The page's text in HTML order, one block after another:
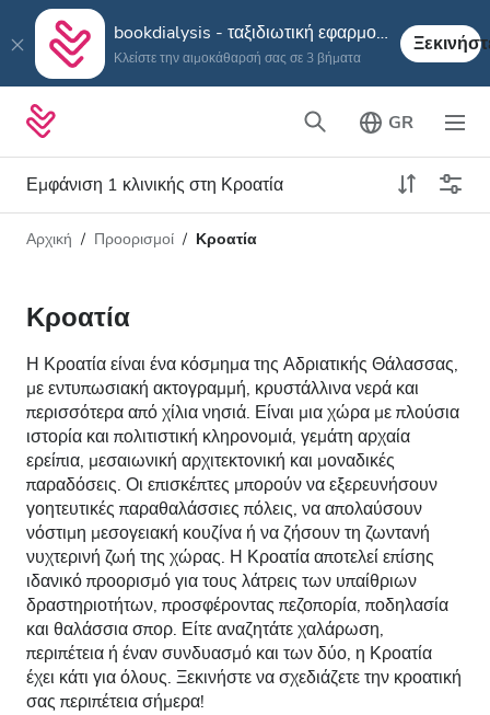
bookdialysis - ταξιδιωτική εφαρμογή
Κλείστε την αιμοκάθαρσή σας σε 3 βήματα
GR
Εμφάνιση 1 κλινικής στη Κροατία
Τύπος αιμοκάθαρσης
Όλες οι Αιμοκαθάρσεις
Αιμοκάθαρση HDF
Δέχεται
Ασθενείς με HIV
Ασθενείς με Ηπατίτιδα B
Ασθενείς με Ηπατίτιδα C
EHIC
GHIC
Απόσταση
Τιμή
Αρχική Προορισμοί Κροατία
Κροατία
Η Κροατία είναι ένα κόσμημα της Αδριατικής Θάλασσας,
με εντυπωσιακή ακτογραμμή, κρυστάλλινα νερά και
περισσότερα από χίλια νησιά. Είναι μια χώρα με πλούσια
ιστορία και πολιτιστική κληρονομιά, γεμάτη αρχαία
ερείπια, μεσαιωνική αρχιτεκτονική και μοναδικές
παραδόσεις. Οι επισκέπτες μπορούν να εξερευνήσουν
γοητευτικές παραθαλάσσιες πόλεις, να απολαύσουν
νόστιμη μεσογειακή κουζίνα ή να ζήσουν τη ζωντανή
νυχτερινή ζωή της χώρας. Η Κροατία αποτελεί επίσης
ιδανικό προορισμό για τους λάτρεις των υπαίθριων
δραστηριοτήτων, προσφέροντας πεζοπορία, ποδηλασία
και θαλάσσια σπορ. Είτε αναζητάτε χαλάρωση,
περιπέτεια ή έναν συνδυασμό και των δύο, η Κροατία
έχει κάτι για όλους. Ξεκινήστε να σχεδιάζετε την κροατική
σας περιπέτεια σήμερα!